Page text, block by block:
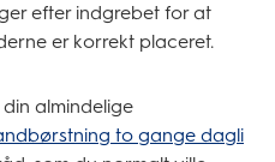
efter indgrebet for at
er korrekt placeret.
almindelige
to gange dagli